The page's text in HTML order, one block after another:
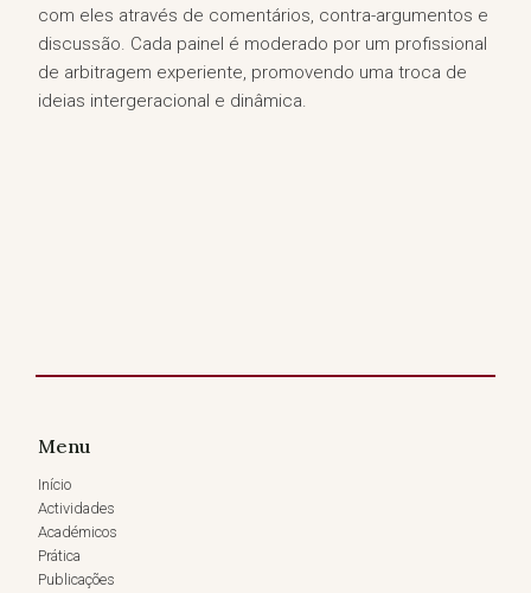
com eles através de comentários, contra-argumentos e
discussão. Cada painel é moderado por um profissional
de arbitragem experiente, promovendo uma troca de
ideias intergeracional e dinâmica.
Menu
Início
Actividades
Académicos
Prática
Publicações